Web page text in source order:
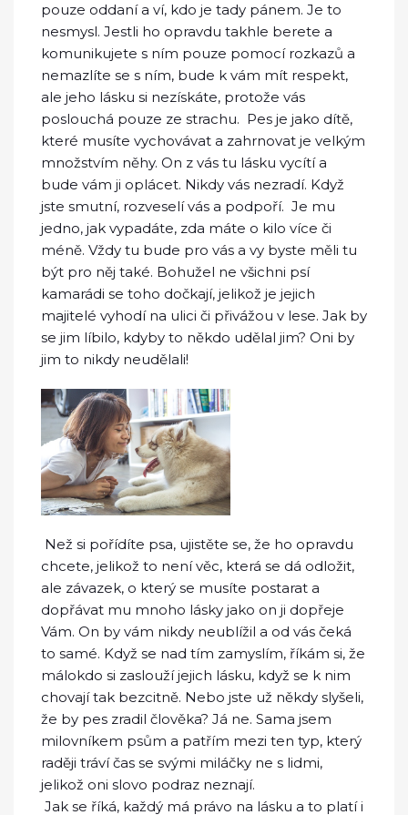
pouze oddaní a ví, kdo je tady pánem. Je to
nesmysl. Jestli ho opravdu takhle berete a
komunikujete s ním pouze pomocí rozkazů a
nemazlíte se s ním, bude k vám mít respekt,
ale jeho lásku si nezískáte, protože vás
poslouchá pouze ze strachu. Pes je jako dítě,
které musíte vychovávat a zahrnovat je velkým
množstvím něhy. On z vás tu lásku vycítí a
bude vám ji oplácet. Nikdy vás nezradí. Když
jste smutní, rozveselí vás a podpoří. Je mu
jedno, jak vypadáte, zda máte o kilo více či
méně. Vždy tu bude pro vás a vy byste měli tu
být pro něj také. Bohužel ne všichni psí
kamarádi se toho dočkají, jelikož je jejich
majitelé vyhodí na ulici či přivážou v lese. Jak by
se jim líbilo, kdyby to někdo udělal jim? Oni by
jim to nikdy neudělali!
Než si pořídíte psa, ujistěte se, že ho opravdu
chcete, jelikož to není věc, která se dá odložit,
ale závazek, o který se musíte postarat a
dopřávat mu mnoho lásky jako on ji dopřeje
Vám. On by vám nikdy neublížil a od vás čeká
to samé. Když se nad tím zamyslím, říkám si, že
málokdo si zaslouží jejich lásku, když se k nim
chovají tak bezcitně. Nebo jste už někdy slyšeli,
že by pes zradil člověka? Já ne. Sama jsem
milovníkem psům a patřím mezi ten typ, který
raději tráví čas se svými miláčky ne s lidmi,
jelikož oni slovo podraz neznají.
Jak se říká, každý má právo na lásku a to platí i